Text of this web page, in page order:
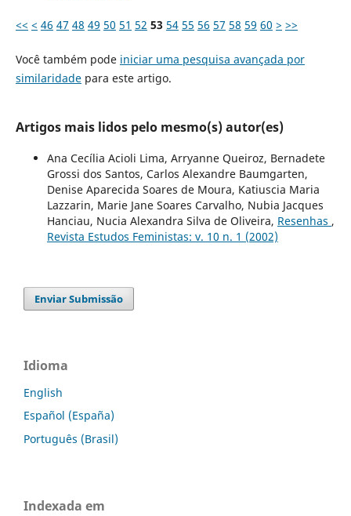
<< < 46 47 48 49 50 51 52 53 54 55 56 57 58 59 60 > >>
Você também pode iniciar uma pesquisa avançada por
similaridadepara este artigo.
Artigos mais lidos pelo mesmo(s) autor(es)
Ana Cecília Acioli Lima, Arryanne Queiroz, Bernadete
Grossi dos Santos, Carlos Alexandre Baumgarten,
Denise Aparecida Soares de Moura, Katiuscia Maria
Lazzarin, Marie Jane Soares Carvalho, Nubia Jacques
Hanciau, Nucia Alexandra Silva de Oliveira, Resenhas ,
Revista Estudos Feministas: v. 10 n. 1 (2002)
Enviar Submissão
Idioma
English
Español (España)
Português (Brasil)
Indexada em